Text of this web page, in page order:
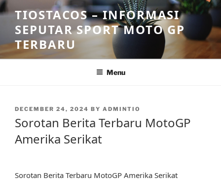
Skip
to
content
TIOSTACOS – INFORMASI
SEPUTAR SPORT MOTO GP
TERBARU
Menu
POSTED
DECEMBER 24, 2024 BY ADMINTIO
Sorotan Berita Terbaru MotoGP
Amerika Serikat
Sorotan Berita Terbaru MotoGP Amerika Serikat